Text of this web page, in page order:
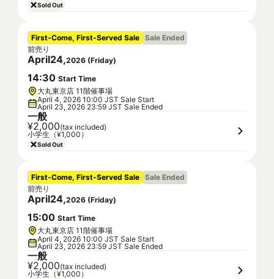
Sold Out
First-Come, First-Served Sale Sale Ended
前売り
April24,2026 (Friday)
14:30 Start Time
大丸東京店 11階催事場
April 4, 2026 10:00 JST Sale Start
April 23, 2026 23:59 JST Sale Ended
一般
¥2,000(tax included)
小学生（¥1,000）
Sold Out
First-Come, First-Served Sale Sale Ended
前売り
April24,2026 (Friday)
15:00 Start Time
大丸東京店 11階催事場
April 4, 2026 10:00 JST Sale Start
April 23, 2026 23:59 JST Sale Ended
一般
¥2,000(tax included)
小学生（¥1,000）